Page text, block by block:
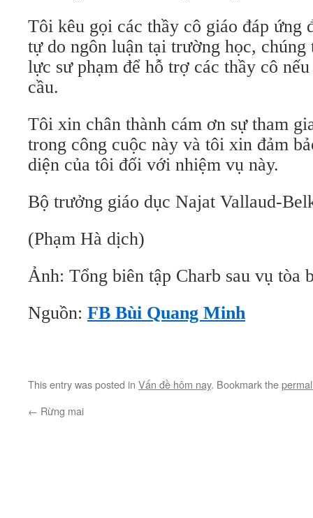
Tôi kêu gọi các thầy cô giáo đáp ứng
tự do ngôn luận tại trường học, chúng
lực sư phạm để hỗ trợ các thầy cô
cầu.
Tôi xin chân thành cám ơn sự tham
trong công cuộc này và tôi xin đảm
diện của tôi đối với nhiệm vụ này.
Bộ trưởng giáo dục Najat Vallaud-
(Phạm Hà dịch)
Ảnh: Tổng biên tập Charb sau vụ tòa
Nguồn: FB Bùi Quang Minh
This entry was posted in Vấn đề hôm nay. Bookmark the
← Rừng mai